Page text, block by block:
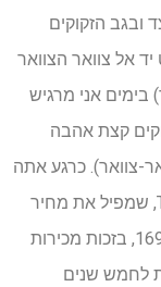
ובגב הזקוקים
אל צוואר הצוואר
אני מרגיש
קצת אהבה
צוואר). כרגע אתה
יכול לקבל חיסכון בצרורות על צווארון Tempur, שמפיל את מחיר
חבילה של שניים בגודל הקטן מ- $ 198 ל- $ 169, בזכות מכירות
לחמש שנים